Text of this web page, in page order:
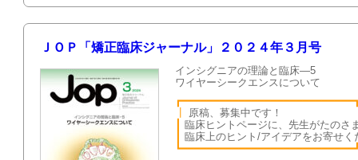
ＪＯＰ「矯正臨床ジャーナル」２０２４年３月号
インシグニアの理論と臨床—5
ワイヤーシークエンスについて
原稿、募集
臨床ヒントページに、先生がたの
臨床上のヒント/アイデアを